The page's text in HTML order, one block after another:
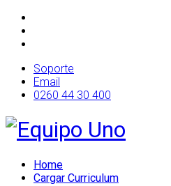
Soporte
Email
0260 44 30 400
Home
Cargar Curriculum